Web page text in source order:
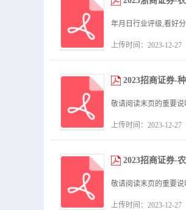
上传时间：2023-12-27
2023招商证券-
上传时间：2023-12-27
2023招商证券-
上传时间：2023-12-27